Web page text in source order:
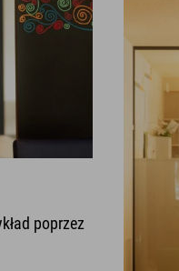
poprzez